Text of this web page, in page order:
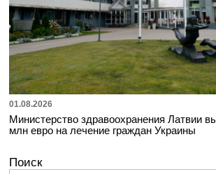
01.08.2026
Министерство здравоохранения Латвии
млн евро на лечение граждан Украины
Поиск